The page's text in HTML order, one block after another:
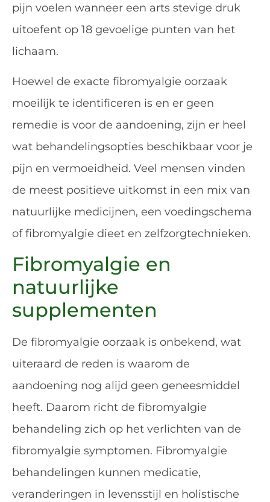
pijn voelen wanneer een arts stevige druk
uitoefent op 18 gevoelige punten van het
lichaam.
Hoewel de exacte fibromyalgie oorzaak
moeilijk te identificeren is en er geen
remedie is voor de aandoening, zijn er heel
wat behandelingsopties beschikbaar voor je
pijn en vermoeidheid. Veel mensen vinden
de meest positieve uitkomst in een mix van
natuurlijke medicijnen, een voedingschema
of fibromyalgie dieet en zelfzorgtechnieken.
Fibromyalgie en
natuurlijke
supplementen
De fibromyalgie oorzaak is onbekend, wat
uiteraard de reden is waarom de
aandoening nog alijd geen geneesmiddel
heeft. Daarom richt de fibromyalgie
behandeling zich op het verlichten van de
fibromyalgie symptomen. Fibromyalgie
behandelingen kunnen medicatie,
veranderingen in levensstijl en holistische